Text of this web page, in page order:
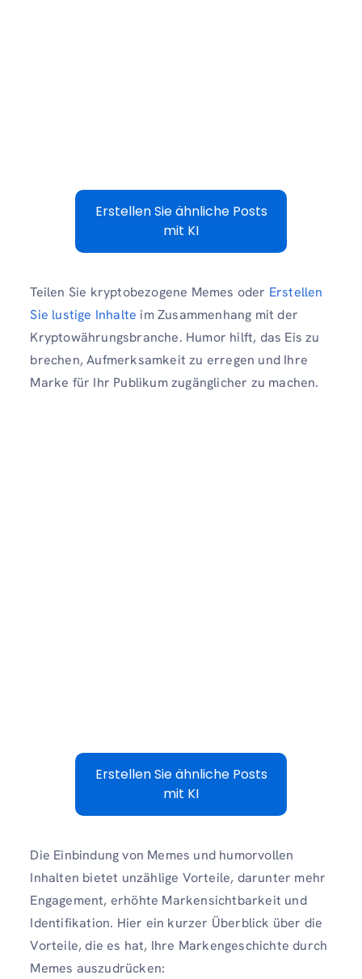
Erstellen Sie ähnliche Posts
mit KI
Teilen Sie kryptobezogene Memes oder Erstellen
Sie lustige Inhalte im Zusammenhang mit der
Kryptowährungsbranche. Humor hilft, das Eis zu
brechen, Aufmerksamkeit zu erregen und Ihre
Marke für Ihr Publikum zugänglicher zu machen.
Erstellen Sie ähnliche Posts
mit KI
Die Einbindung von Memes und humorvollen
Inhalten bietet unzählige Vorteile, darunter mehr
Engagement, erhöhte Markensichtbarkeit und
Identifikation. Hier ein kurzer Überblick über die
Vorteile, die es hat, Ihre Markengeschichte durch
Memes auszudrücken: